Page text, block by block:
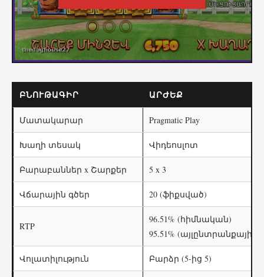
ԲՆՈՒԹԱԳԻՐ ԱՐԺԵՔ
Մատակարար Pragmatic Play
Խաղի տեսակ Վիդեոսլոտ
Բարաբաններ x Շարքեր 5 x 3
Վճարային գծեր 20 (ֆիքսված)
RTP
96.51% (հիմնական)
95.51% (այլընտրանքային)
Վոլատիլություն Բարձր (5-ից 5)